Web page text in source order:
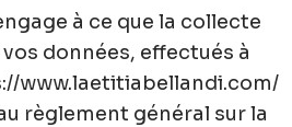
à ce que la collecte
données, effectués à
www.laetitiabellandi.com/
règlement général sur la